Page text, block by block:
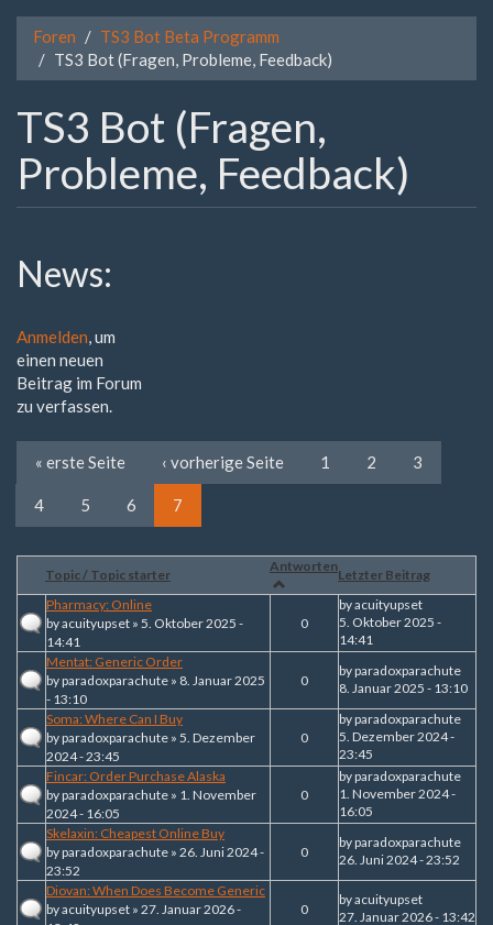
Foren
TS3 Bot Beta Programm
TS3 Bot (Fragen, Probleme, Feedback)
TS3 Bot (Fragen,
Probleme, Feedback)
News:
Anmelden, um
einen neuen
Beitrag im Forum
zu verfassen.
« erste Seite ‹ vorherige Seite 1 2 3
4 5 6 7
Topic / Topic starter
Antworten
Letzter Beitrag
Pharmacy: Online
byacuityupset » 5. Oktober 2025 -
14:41
0
byacuityupset
5. Oktober 2025 -
14:41
Mentat: Generic Order
byparadoxparachute » 8. Januar 2025
- 13:10
0
byparadoxparachute
8. Januar 2025 - 13:10
Soma: Where Can I Buy
byparadoxparachute » 5. Dezember
2024 - 23:45
0
byparadoxparachute
5. Dezember 2024 -
23:45
Fincar: Order Purchase Alaska
byparadoxparachute » 1. November
2024 - 16:05
0
byparadoxparachute
1. November 2024 -
16:05
Skelaxin: Cheapest Online Buy
byparadoxparachute » 26. Juni 2024 -
23:52
0
byparadoxparachute
26. Juni 2024 - 23:52
Diovan: When Does Become Generic
byacuityupset » 27. Januar 2026 -
0
byacuityupset
27. Januar 2026 - 13:42